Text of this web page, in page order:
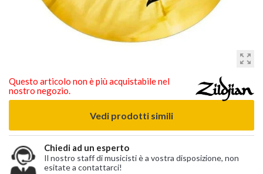
zoom_out_map
Questo articolo non è più acquistabile nel
nostro negozio.
Vedi prodotti simili
Chiedi ad un esperto
Il nostro staff di musicisti è a vostra disposizione, non
esitate a contattarci!